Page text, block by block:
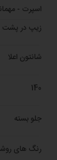
اسپرت -
زیپ در پشت
شانتون اعلا
140
جلو بسته
رنگ های